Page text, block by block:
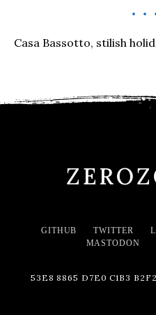
Casa Bassotto, stilish
GITHUB TWITTER
MASTODON
53E8 8865 D7E0 C1B3